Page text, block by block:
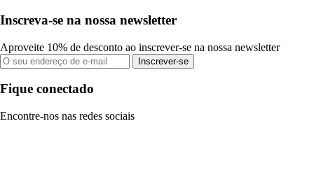
Inscreva-se na nossa newsletter
Aproveite 10% de desconto ao inscrever-se na nossa newsletter
Inscrever-se
Fique conectado
Encontre-nos nas redes sociais